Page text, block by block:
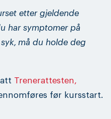
etter gjeldende
har symptomer på
må du holde deg
Trenerattesten,
før kursstart.